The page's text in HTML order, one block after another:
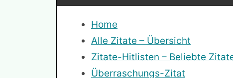
Home
Alle Zitate – Übersicht
Zitate-Hitlisten – Beliebte
Überraschungs-Zitat